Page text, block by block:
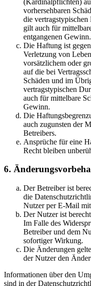
vorhersehbaren
die vertragstypischen
gilt auch für
entgangenen Gewinn.
Die Haftung ist
Verletzung von
vorsätzlichem oder
auf die bei
Schäden und im
vertragstypischen
auch für mittelbare
Gewinn.
Die
auch zugunsten der
Betreibers.
Ansprüche für eine
Recht bleiben
6.
Der Betreiber ist
die
Nutzer per E-Mail
Der Nutzer ist
Im Falle des
Betreiber und dem
sofortiger Wirkung.
Die Änderungen
der Nutzer den
Informationen über den
sind in der